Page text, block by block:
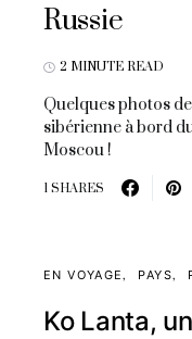
Russie
2 MINUTE READ
Quelques photos
sibérienne à bord
Moscou !
1 SHARES
EN VOYAGE PAYS
Ko Lanta,